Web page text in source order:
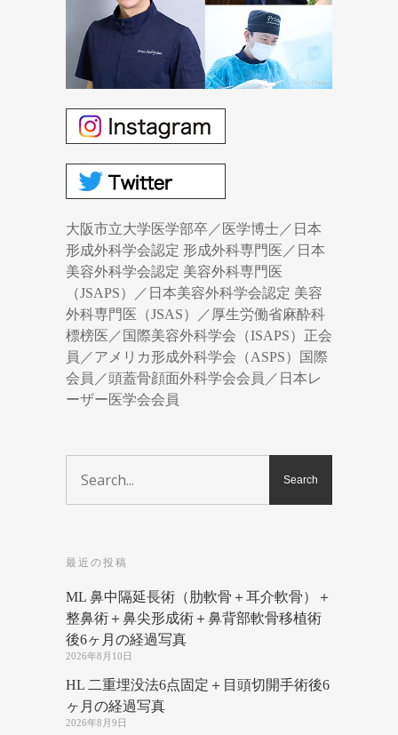
大阪市立大学医学部卒／医学博士／日本
形成外科学会認定 形成外科専門医／日本
美容外科学会認定 美容外科専門医
（JSAPS）／日本美容外科学会認定 美容
外科専門医（JSAS）／厚生労働省麻酔科
標榜医／国際美容外科学会（ISAPS）正会
員／アメリカ形成外科学会（ASPS）国際
会員／頭蓋骨顔面外科学会会員／日本レ
ーザー医学会会員
最近の投稿
ML 鼻中隔延長術（肋軟骨＋耳介軟骨）＋
整鼻術＋鼻尖形成術＋鼻背部軟骨移植術
後6ヶ月の経過写真
2026年8月10日
HL 二重埋没法6点固定＋目頭切開手術後6
ヶ月の経過写真
2026年8月9日